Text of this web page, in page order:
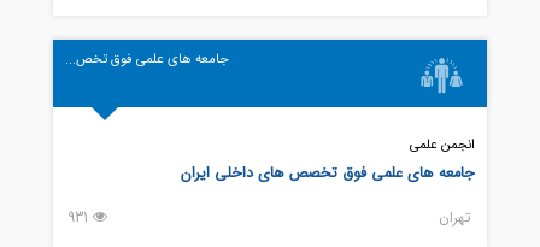
جامعه های علمی فوق تخص...
انجمن علمی
جامعه های علمی فوق تخصص های داخلی ایران
تهران 931